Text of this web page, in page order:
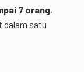
7 orang,
dalam satu